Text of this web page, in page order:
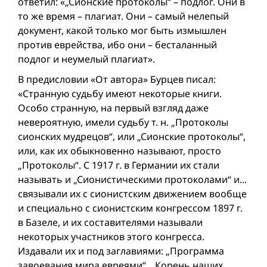
то же время – плагиат. Они – самый нелепый
документ, какой только мог быть измышлен
против еврейства, ибо они – бесталанный
подлог и неумелый плагиат».
В предисловии «От автора» Бурцев писал:
«Странную судьбу имеют некоторые книги.
Особо странную, на первый взгляд даже
невероятную, имели судьбу т. н. „Протоколы
сионских мудрецов“, или „Сионские протоколы“,
или, как их обыкновенно называют, просто
„Протоколы“. С 1917 г. в Германии их стали
называть и „Сионистическими протоколами“ и...
связывали их с сионистским движением вообще
и специально с cионистским конгрессом 1897 г.
в Базеле, и их составителями называли
некоторых участников этого конгресса.
Издавали их и под заглавиями: „Программа